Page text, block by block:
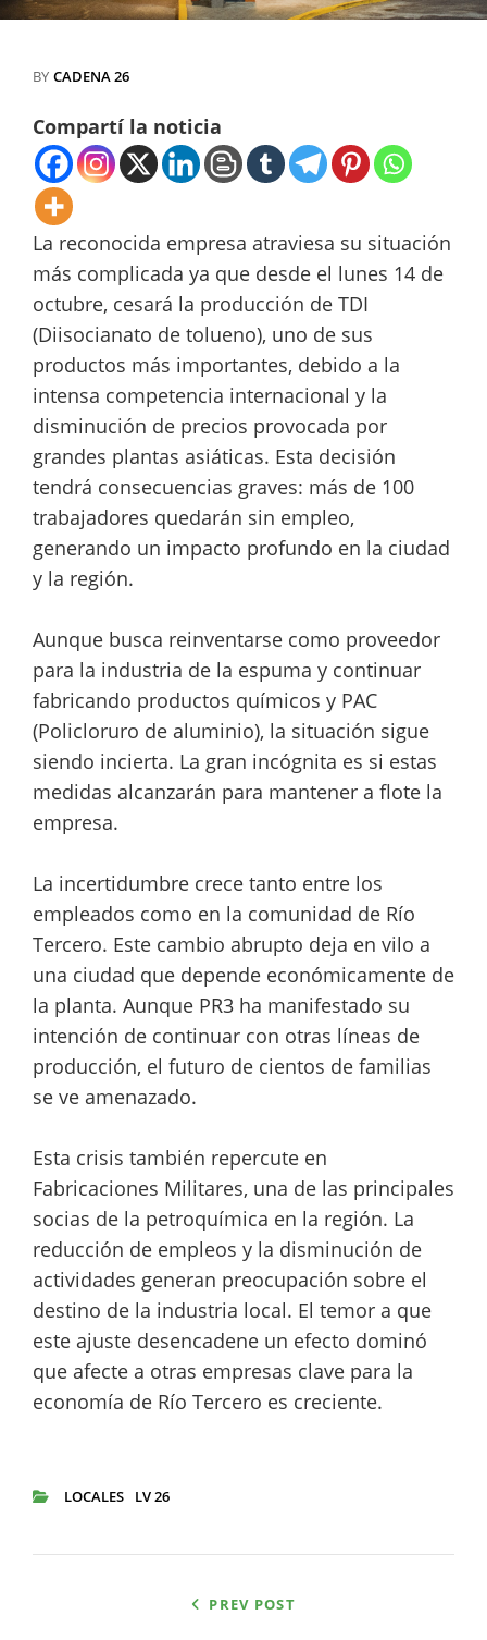
BY CADENA 26
Compartí la noticia
La reconocida empresa atraviesa su situación
más complicada ya que desde el lunes 14 de
octubre, cesará la producción de TDI
(Diisocianato de tolueno), uno de sus
productos más importantes, debido a la
intensa competencia internacional y la
disminución de precios provocada por
grandes plantas asiáticas. Esta decisión
tendrá consecuencias graves: más de 100
trabajadores quedarán sin empleo,
generando un impacto profundo en la ciudad
y la región.
Aunque busca reinventarse como proveedor
para la industria de la espuma y continuar
fabricando productos químicos y PAC
(Policloruro de aluminio), la situación sigue
siendo incierta. La gran incógnita es si estas
medidas alcanzarán para mantener a flote la
empresa.
La incertidumbre crece tanto entre los
empleados como en la comunidad de Río
Tercero. Este cambio abrupto deja en vilo a
una ciudad que depende económicamente de
la planta. Aunque PR3 ha manifestado su
intención de continuar con otras líneas de
producción, el futuro de cientos de familias
se ve amenazado.
Esta crisis también repercute en
Fabricaciones Militares, una de las principales
socias de la petroquímica en la región. La
reducción de empleos y la disminución de
actividades generan preocupación sobre el
destino de la industria local. El temor a que
este ajuste desencadene un efecto dominó
que afecte a otras empresas clave para la
economía de Río Tercero es creciente.
LOCALES LV 26
PREV POST